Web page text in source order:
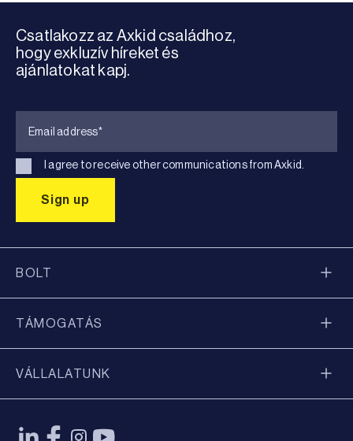
Csatlakozz az Axkid családhoz,
hogy exkluzív híreket és
ajánlatokat kapj.
I agree to receive other communications from Axkid.
BOLT
TÁMOGATÁS
VÁLLALATUNK